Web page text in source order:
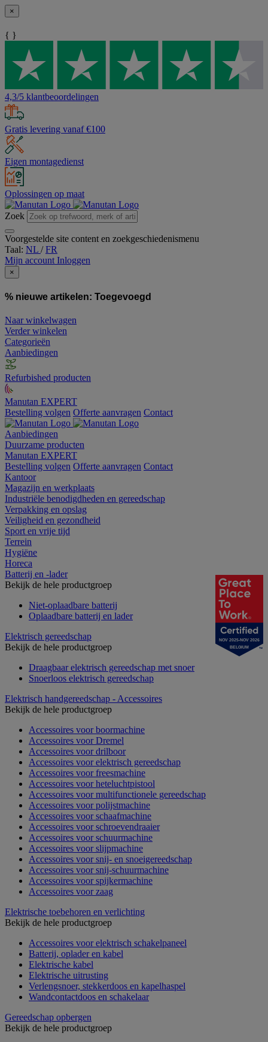
×
{ }
4,3/5 klantbeoordelingen
Gratis levering vanaf €100
Eigen montagedienst
Oplossingen op maat
Zoek
Voorgestelde site content en zoekgeschiedenismenu
Taal: NL /FR
Mijn account Inloggen
×
% nieuwe artikelen: Toegevoegd
Naar winkelwagen
Verder winkelen
Categorieën
Aanbiedingen
Refurbished producten
Manutan EXPERT
Bestelling volgen Offerte aanvragen Contact
Aanbiedingen
Duurzame producten
Manutan EXPERT
Bestelling volgen Offerte aanvragen Contact
Kantoor
Magazijn en werkplaats
Industriële benodigdheden en gereedschap
Verpakking en opslag
Veiligheid en gezondheid
Sport en vrije tijd
Terrein
Hygiëne
Horeca
Batterij en -lader
Bekijk de hele productgroep
Niet-oplaadbare batterij
Oplaadbare batterij en lader
Elektrisch gereedschap
Bekijk de hele productgroep
Draagbaar elektrisch gereedschap met snoer
Snoerloos elektrisch gereedschap
Elektrisch handgereedschap - Accessoires
Bekijk de hele productgroep
Accessoires voor boormachine
Accessoires voor Dremel
Accessoires voor drilboor
Accessoires voor elektrisch gereedschap
Accessoires voor freesmachine
Accessoires voor heteluchtpistool
Accessoires voor multifunctionele gereedschap
Accessoires voor polijstmachine
Accessoires voor schaafmachine
Accessoires voor schroevendraaier
Accessoires voor schuurmachine
Accessoires voor slijpmachine
Accessoires voor snij- en snoeigereedschap
Accessoires voor snij-schuurmachine
Accessoires voor spijkermachine
Accessoires voor zaag
Elektrische toebehoren en verlichting
Bekijk de hele productgroep
Accessoires voor elektrisch schakelpaneel
Batterij, oplader en kabel
Elektrische kabel
Elektrische uitrusting
Verlengsnoer, stekkerdoos en kapelhaspel
Wandcontactdoos en schakelaar
Gereedschap opbergen
Bekijk de hele productgroep
NOV 2025-NOV 2026
BELGIUM